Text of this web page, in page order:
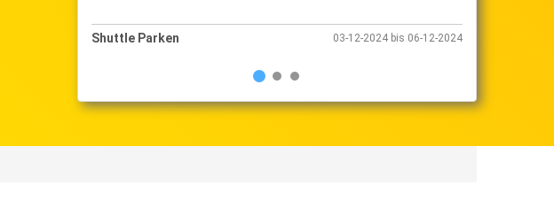
03-12-2024 bis 06-12-2024 Shuttle Parken 26-10-2024 bis 13-11-2024